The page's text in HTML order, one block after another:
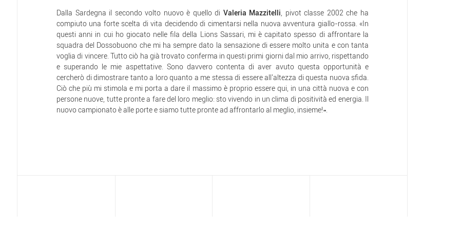
Dalla Sardegna il secondo volto nuovo è quello di Valeria Mazzitelli, pivot classe 2002 che ha
compiuto una forte scelta di vita decidendo di cimentarsi nella nuova avventura giallo-rossa. «In
questi anni in cui ho giocato nelle fila della Lions Sassari, mi è capitato spesso di affrontare la
squadra del Dossobuono che mi ha sempre dato la sensazione di essere molto unita e con tanta
voglia di vincere. Tutto ciò ha già trovato conferma in questi primi giorni dal mio arrivo, rispettando
e superando le mie aspettative. Sono davvero contenta di aver avuto questa opportunità e
cercherò di dimostrare tanto a loro quanto a me stessa di essere all'altezza di questa nuova sfida.
Ciò che più mi stimola e mi porta a dare il massimo è proprio essere qui, in una città nuova e con
persone nuove, tutte pronte a fare del loro meglio: sto vivendo in un clima di positività ed energia. Il
nuovo campionato è alle porte e siamo tutte pronte ad affrontarlo al meglio, insieme!».